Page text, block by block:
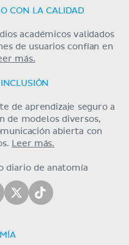
CON LA CALIDAD
académicos validados
de usuarios confían en
más.
de aprendizaje seguro a
de modelos diversos,
abierta con
Leer más.
diario de anatomía